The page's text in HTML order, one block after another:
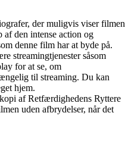
der muligvis viser filmen
den intense action og
denne film har at byde på.
streamingtjenester såsom
for at se, om
til streaming. Du kan
hjem.
af Retfærdighedens Ryttere
uden afbrydelser, når det